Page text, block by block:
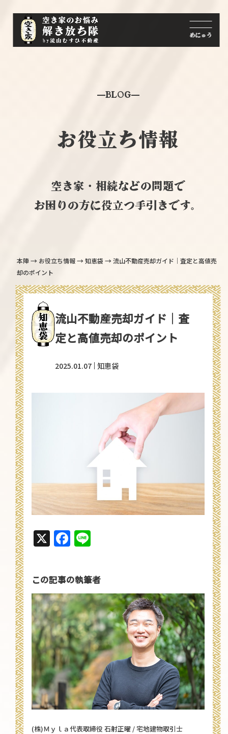
BLOG
お役立ち情報
空き家・相続などの問題で
お困りの方に役立つ手引きです。
本陣→ お役立ち情報→知恵袋 →流山不動産売却ガイド｜査定と高値売
却のポイント
流山不動産売却ガイド｜査
定と高値売却のポイント
2025.01.07 知恵袋
X Facebook
この記事の執筆者
(株)Ｍｙｌａ代表取締役 石射正曜 / 宅地建物取引士